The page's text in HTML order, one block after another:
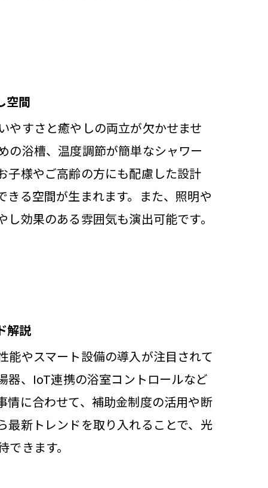
空間
やすさと癒やしの両立が欠かせませ
の浴槽、温度調節が簡単なシャワー
子様やご高齢の方にも配慮した設計
きる空間が生まれます。また、照明や
効果のある雰囲気も演出可能です。
解説
能やスマート設備の導入が注目されて
器、IoT連携の浴室コントロールなど
情に合わせて、補助金制度の活用や断
最新トレンドを取り入れることで、光
きます。